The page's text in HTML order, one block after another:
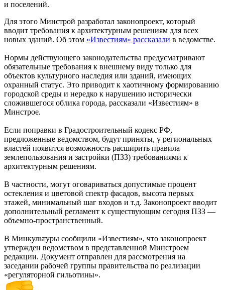
и поселений.
Для этого Минстрой разработал законопроект, который
вводит требования к архитектурным решениям для всех
новых зданий. Об этом «Известиям» рассказали в ведомстве.
Нормы действующего законодательства предусматривают
обязательные требования к внешнему виду только для
объектов культурного наследия или зданий, имеющих
охранный статус. Это приводит к хаотичному формированию
городской среды и нередко к нарушению исторически
сложившегося облика города, рассказали «Известиям» в
Минстрое.
Если поправки в Градостроительный кодекс РФ,
предложенные ведомством, будут приняты, у региональных
властей появится возможность расширить правила
землепользования и застройки (ПЗЗ) требованиями к
архитектурным решениям.
В частности, могут оговариваться допустимые процент
остекления и цветовой спектр фасадов, высота первых
этажей, минимальный шаг входов и т.д. Законопроект вводит
дополнительный регламент к существующим сегодня ПЗЗ —
объемно-пространственный.
В Минкультуры сообщили «Известиям», что законопроект
утвержден ведомством в представленной Минстроем
редакции. Документ отправлен для рассмотрения на
заседании рабочей группы правительства по реализации
«регуляторной гильотины».